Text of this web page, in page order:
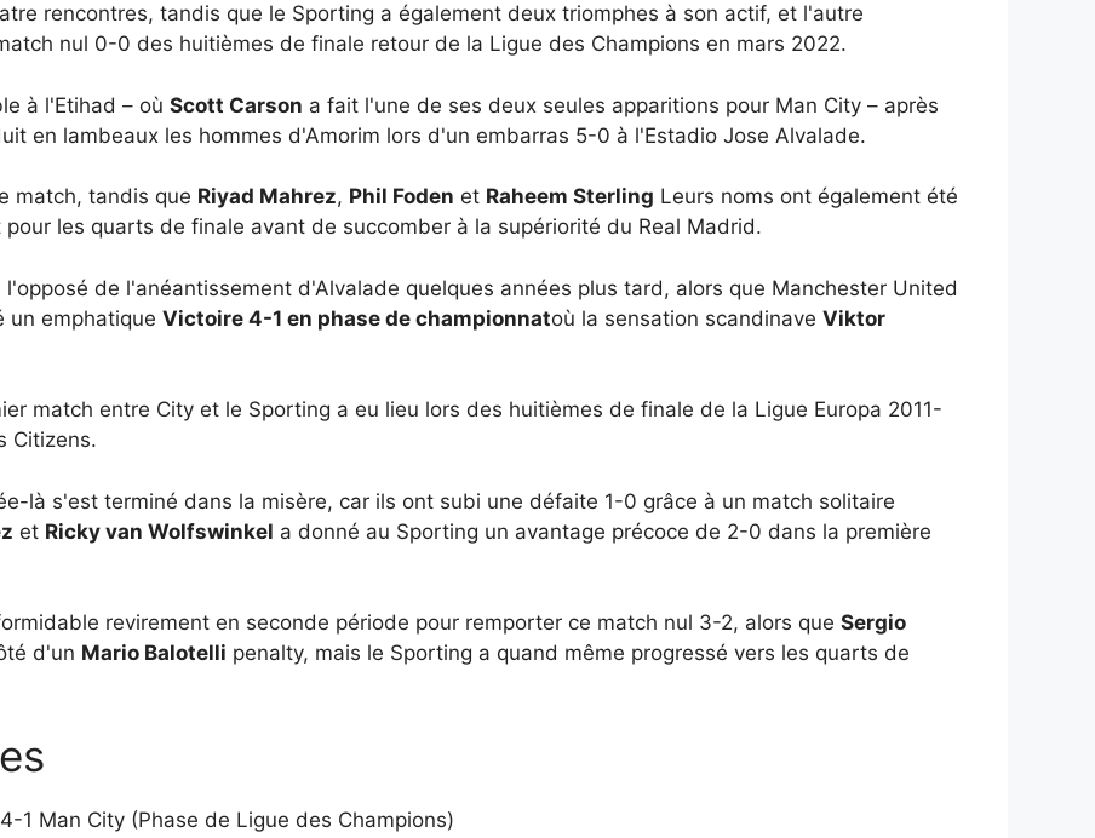
rencontres, tandis que le Sporting a également deux triomphes à son actif, et l'autre
nul 0-0 des huitièmes de finale retour de la Ligue des Champions en mars 2022.
à l'Etihad – où Scott Carson a fait l'une de ses deux seules apparitions pour Man City – après
en lambeaux les hommes d'Amorim lors d'un embarras 5-0 à l'Estadio Jose Alvalade.
match, tandis que Riyad Mahrez, Phil Foden et Raheem Sterling Leurs noms ont également été
les quarts de finale avant de succomber à la supériorité du Real Madrid.
de l'anéantissement d'Alvalade quelques années plus tard, alors que Manchester United
un emphatique Victoire 4-1 en phase de championnatoù la sensation scandinave Viktor
match entre City et le Sporting a eu lieu lors des huitièmes de finale de la Ligue Europa 2011-
Citizens.
là s'est terminé dans la misère, car ils ont subi une défaite 1-0 grâce à un match solitaire
et Ricky van Wolfswinkel a donné au Sporting un avantage précoce de 2-0 dans la première
revirement en seconde période pour remporter ce match nul 3-2, alors que Sergio
d'un Mario Balotelli penalty, mais le Sporting a quand même progressé vers les quarts de
1 Man City (Phase de Ligue des Champions)